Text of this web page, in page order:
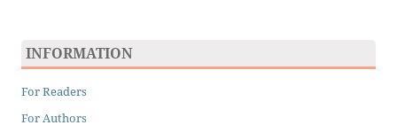
INFORMATION
For Readers
For Authors